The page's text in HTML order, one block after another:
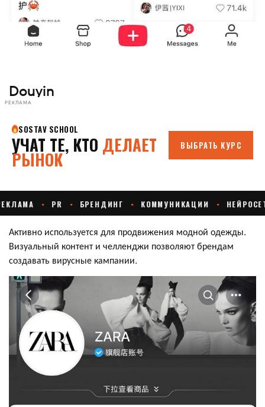
Douyin
РЕКЛАМА
Активно используется для продвижения модной одежды.
Визуальный контент и челленджи позволяют брендам
создавать вирусные кампании.